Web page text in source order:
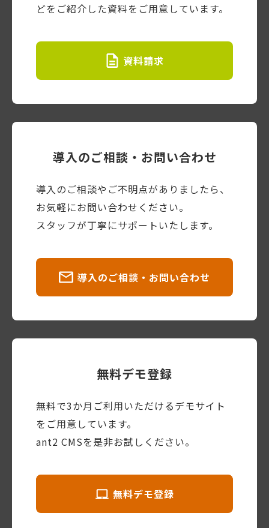
どをご紹介した資料をご用意しています。
資料請求
導入のご相談・お問い合わせ
導入のご相談やご不明点がありましたら、
お気軽にお問い合わせください。
スタッフが丁寧にサポートいたします。
導入のご相談・お問い合わせ
無料デモ登録
無料で3か月ご利用いただけるデモサイト
をご用意しています。
ant2 CMSを是非お試しください。
無料デモ登録